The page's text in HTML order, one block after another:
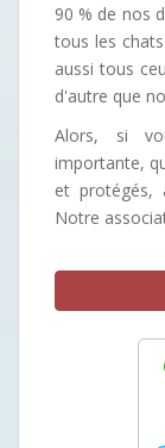
90 % de nos
tous les
aussi tous
d'autre que
Alors, si
importante,
et protégés,
Notre